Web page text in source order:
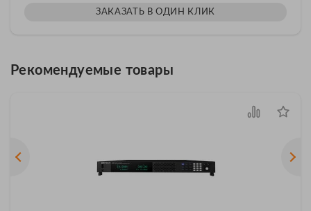
ЗАКАЗАТЬ В ОДИН КЛИК
Рекомендуемые товары